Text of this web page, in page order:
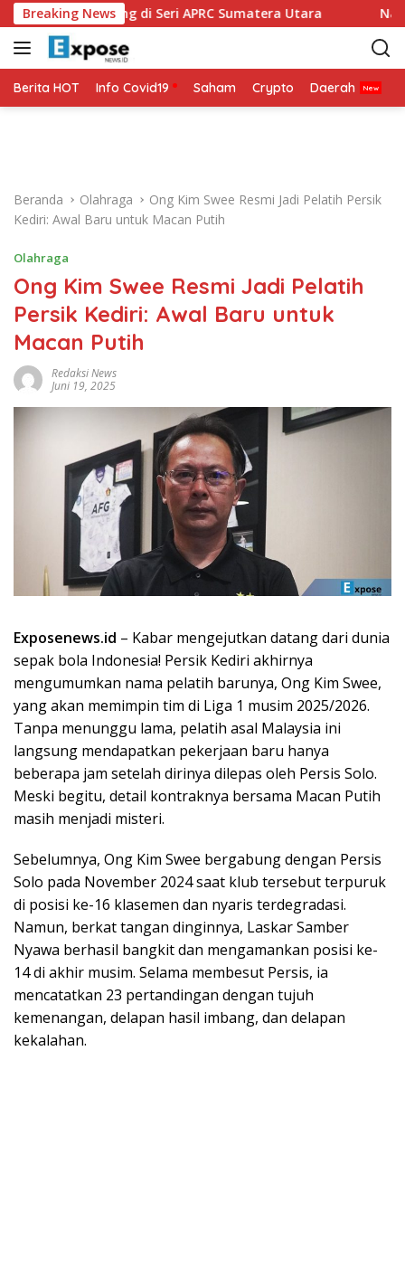
a
g
u
Breaking News
Bertarung di Seri APRC Sumatera Utara Napoli
Berita HOT Info Covid19 Saham Crypto Daerah
Beranda Olahraga
Ong Kim Swee Resmi Jadi Pelatih Persik
Kediri: Awal Baru untuk Macan Putih
Olahraga
Ong Kim Swee Resmi Jadi Pelatih
Persik Kediri: Awal Baru untuk
Macan Putih
Redaksi News
Juni 19, 2025
Exposenews.id – Kabar mengejutkan datang dari dunia
sepak bola Indonesia! Persik Kediri akhirnya
mengumumkan nama pelatih barunya, Ong Kim Swee,
yang akan memimpin tim di Liga 1 musim 2025/2026.
Tanpa menunggu lama, pelatih asal Malaysia ini
langsung mendapatkan pekerjaan baru hanya
beberapa jam setelah dirinya dilepas oleh Persis Solo.
Meski begitu, detail kontraknya bersama Macan Putih
masih menjadi misteri.
Sebelumnya, Ong Kim Swee bergabung dengan Persis
Solo pada November 2024 saat klub tersebut terpuruk
di posisi ke-16 klasemen dan nyaris terdegradasi.
Namun, berkat tangan dinginnya, Laskar Samber
Nyawa berhasil bangkit dan mengamankan posisi ke-
14 di akhir musim. Selama membesut Persis, ia
mencatatkan 23 pertandingan dengan tujuh
kemenangan, delapan hasil imbang, dan delapan
kekalahan.